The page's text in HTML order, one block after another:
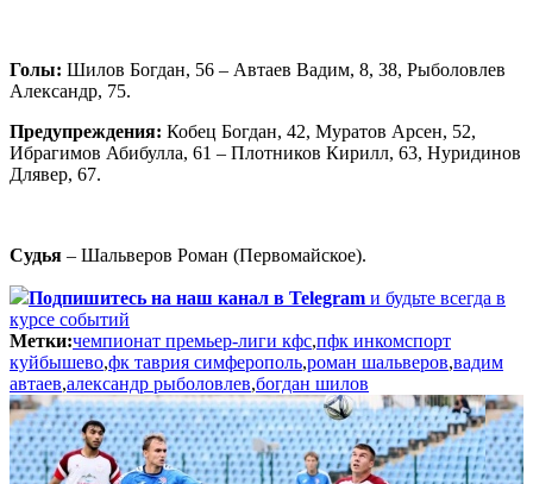
Голы: Шилов Богдан, 56 – Автаев Вадим, 8, 38, Рыболовлев
Александр, 75.
Предупреждения: Кобец Богдан, 42, Муратов Арсен, 52,
Ибрагимов Абибулла, 61 – Плотников Кирилл, 63, Нуридинов
Длявер, 67.
Судья – Шальверов Роман (Первомайское).
Подпишитесь на наш канал в Telegram и будьте всегда в
курсе событий
Метки:чемпионат премьер-лиги кфс,пфк инкомспорт
куйбышево,фк таврия симферополь,роман шальверов,вадим
автаев,александр рыболовлев,богдан шилов